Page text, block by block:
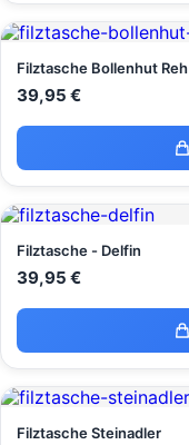
Filztasche Bollenhut Reh
39,95 €
Filztasche - Delfin
39,95 €
Filztasche Steinadler